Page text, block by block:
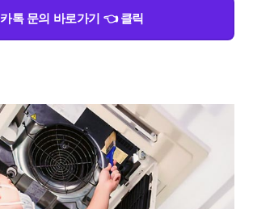
카톡 문의 바로가기 👈 클릭